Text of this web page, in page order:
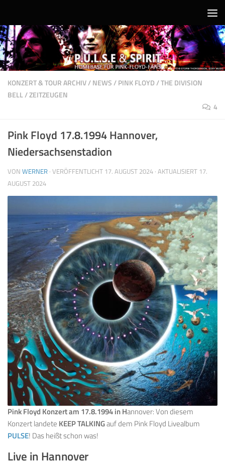
KONZERT & TOUR ARCHIV/NEWS/PINK FLOYD/THE DIVISION
BELL/ZEITZEUGEN
4
Pink Floyd 17.8.1994 Hannover,
Niedersachsenstadion
VON WERNER · VERÖFFENTLICHT 17. AUGUST 2024 · AKTUALISIERT 17.
AUGUST 2024
Pink Floyd Konzert am 17.8.1994 in Hannover: Von diesem
Konzert landete KEEP TALKINGauf dem Pink Floyd Livealbum
PULSE! Das heißt schon was!
Live in Hannover